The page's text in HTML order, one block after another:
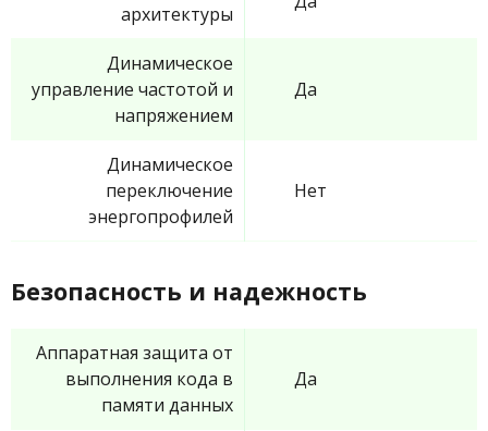
архитектуры
Динамическое
управление частотой и
напряжением
Да
Динамическое
переключение
энергопрофилей
Нет
Безопасность и надежность
Аппаратная защита от
выполнения кода в
памяти данных
Да